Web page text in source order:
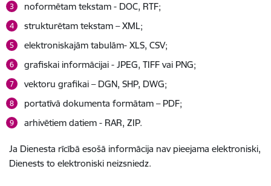
noformētam tekstam - DOC, RTF;
strukturētam tekstam – XML;
elektroniskajām tabulām- XLS, CSV;
grafiskai informācijai - JPEG, TIFF vai PNG;
vektoru grafikai – DGN, SHP, DWG;
portatīvā dokumenta formātam – PDF;
arhivētiem datiem - RAR, ZIP.
Ja Dienesta rīcībā esošā informācija nav pieejama elektroniski,
Dienests to elektroniski neizsniedz.